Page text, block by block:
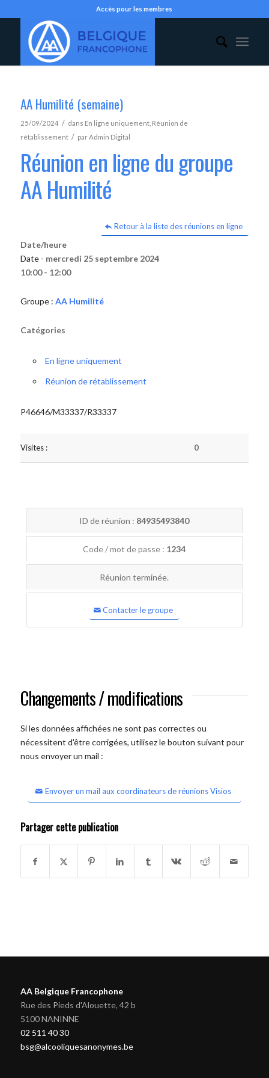
Accès pour les membres
AA Humilité (semaine)
25/09/2024 / dans En ligne uniquement, Réunion de
rétablissement / parAdmin Digital
Réunion en ligne du groupe
AA Humilité
Retour à la liste des réunions en ligne
Date/heure
Date - mercredi 25 septembre 2024
10:00 - 12:00
Groupe : AA Humilité
Catégories
En ligne uniquement
Réunion de rétablissement
P46646/M33337/R33337
Visites : 0
ID de réunion : 84935493840
Code / mot de passe : 1234
Réunion terminée.
Contacter le groupe
Changements / modifications
Si les données affichées ne sont pas correctes ou
nécessitent d'être corrigées, utilisez le bouton suivant pour
nous envoyer un mail :
Envoyer un mail aux coordinateurs de réunions Visios
Partager cette publication
AA Belgique Francophone
Rue des Pieds d'Alouette, 42 b
5100 NANINNE
02 511 40 30
bsg@alcooliquesanonymes.be